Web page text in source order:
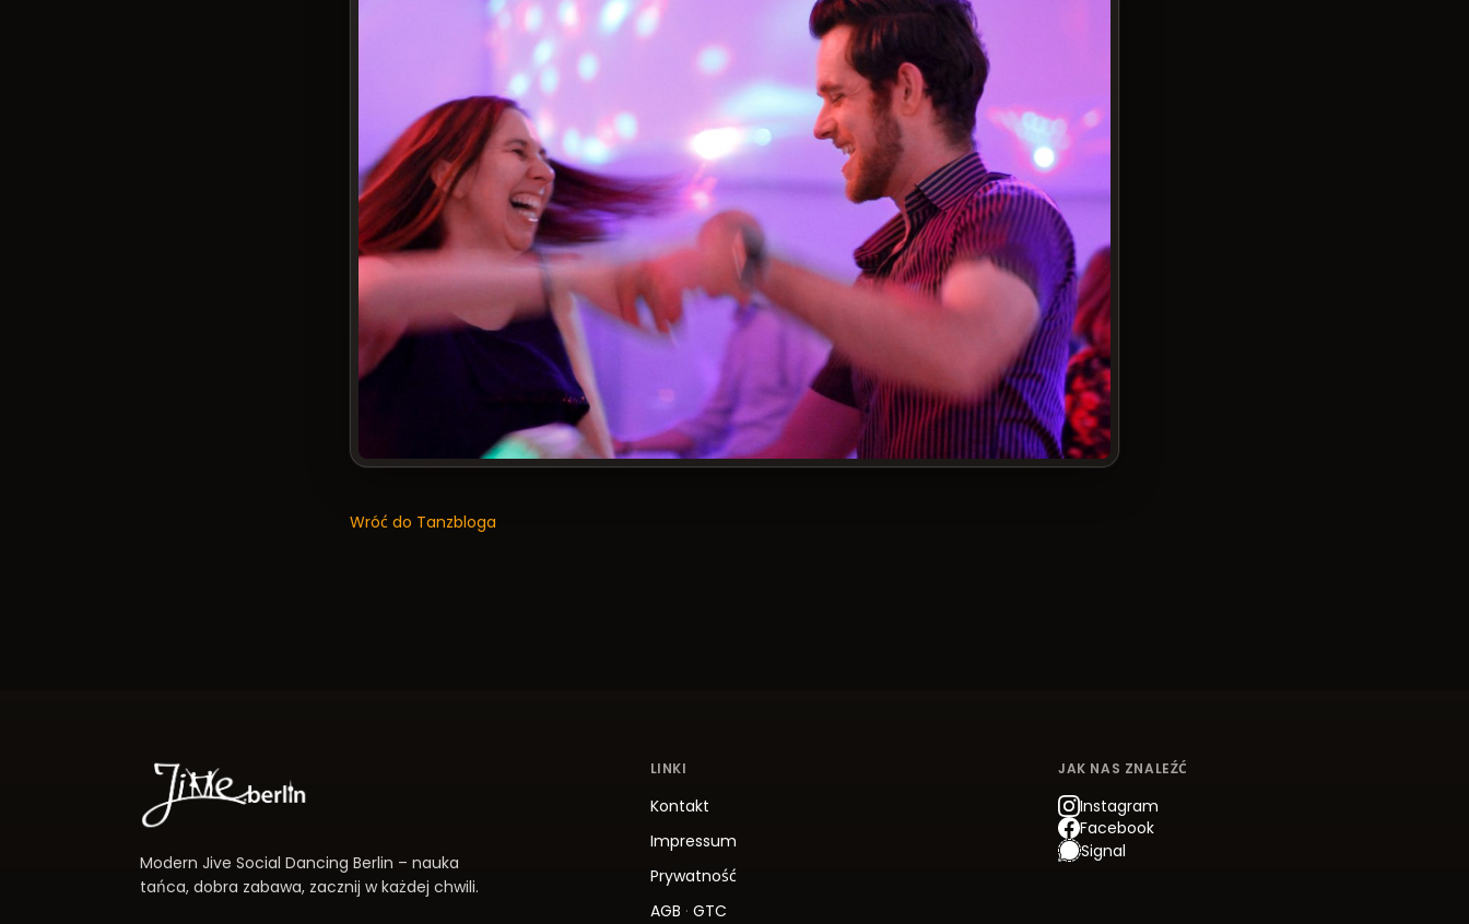
Wróć do Tanzbloga
Modern Jive Social Dancing Berlin – nauka
tańca, dobra zabawa, zacznij w każdej chwili.
LINKI
Kontakt
Impressum
Prywatność
AGB · GTC
JAK NAS ZNALEŹĆ
Instagram
Facebook
Signal